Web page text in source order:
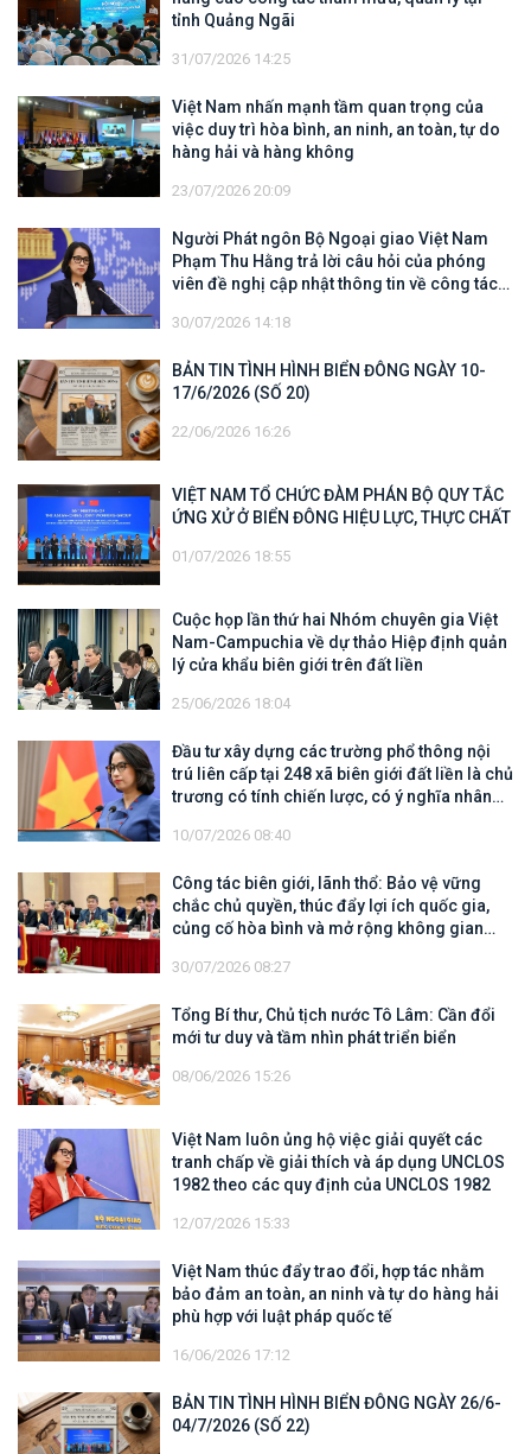
tỉnh Quảng Ngãi
31/07/2026 14:25
Việt Nam nhấn mạnh tầm quan trọng của
việc duy trì hòa bình, an ninh, an toàn, tự do
hàng hải và hàng không
23/07/2026 20:09
Người Phát ngôn Bộ Ngoại giao Việt Nam
Phạm Thu Hằng trả lời câu hỏi của phóng
viên đề nghị cập nhật thông tin về công tác
trên tàu Khôi Nguyên 18
30/07/2026 14:18
BẢN TIN TÌNH HÌNH BIỂN ĐÔNG NGÀY 10-
17/6/2026 (SỐ 20)
22/06/2026 16:26
VIỆT NAM TỔ CHỨC ĐÀM PHÁN BỘ QUY TẮC
ỨNG XỬ Ở BIỂN ĐÔNG HIỆU LỰC, THỰC CHẤT
01/07/2026 18:55
Cuộc họp lần thứ hai Nhóm chuyên gia Việt
Nam-Campuchia về dự thảo Hiệp định quản
lý cửa khẩu biên giới trên đất liền
25/06/2026 18:04
Đầu tư xây dựng các trường phổ thông nội
trú liên cấp tại 248 xã biên giới đất liền là chủ
trương có tính chiến lược, có ý nghĩa nhân
10/07/2026 08:40
Công tác biên giới, lãnh thổ: Bảo vệ vững
chắc chủ quyền, thúc đẩy lợi ích quốc gia,
củng cố hòa bình và mở rộng không gian
30/07/2026 08:27
Tổng Bí thư, Chủ tịch nước Tô Lâm: Cần đổi
mới tư duy và tầm nhìn phát triển biển
08/06/2026 15:26
Việt Nam luôn ủng hộ việc giải quyết các
tranh chấp về giải thích và áp dụng UNCLOS
1982 theo các quy định của UNCLOS 1982
12/07/2026 15:33
Việt Nam thúc đẩy trao đổi, hợp tác nhằm
bảo đảm an toàn, an ninh và tự do hàng hải
phù hợp với luật pháp quốc tế
16/06/2026 17:12
BẢN TIN TÌNH HÌNH BIỂN ĐÔNG NGÀY 26/6-
04/7/2026 (SỐ 22)